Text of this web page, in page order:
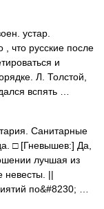
устар.
, что русские после
и
Л. Толстой,
вспять …
Санитарные
□ [Гневышев:] Да,
лучшая из
невесты. ||
по&#8230; …